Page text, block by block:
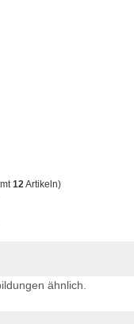
12Artikeln)
ähnlich.